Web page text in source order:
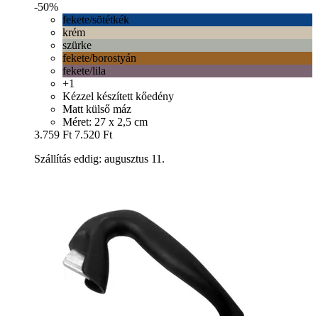
-50%
fekete/sötétkék
krém
szürke
fekete/borostyán
fekete/lila
+1
Kézzel készített kőedény
Matt külső máz
Méret: 27 x 2,5 cm
3.759 Ft 7.520 Ft
Szállítás eddig: augusztus 11.